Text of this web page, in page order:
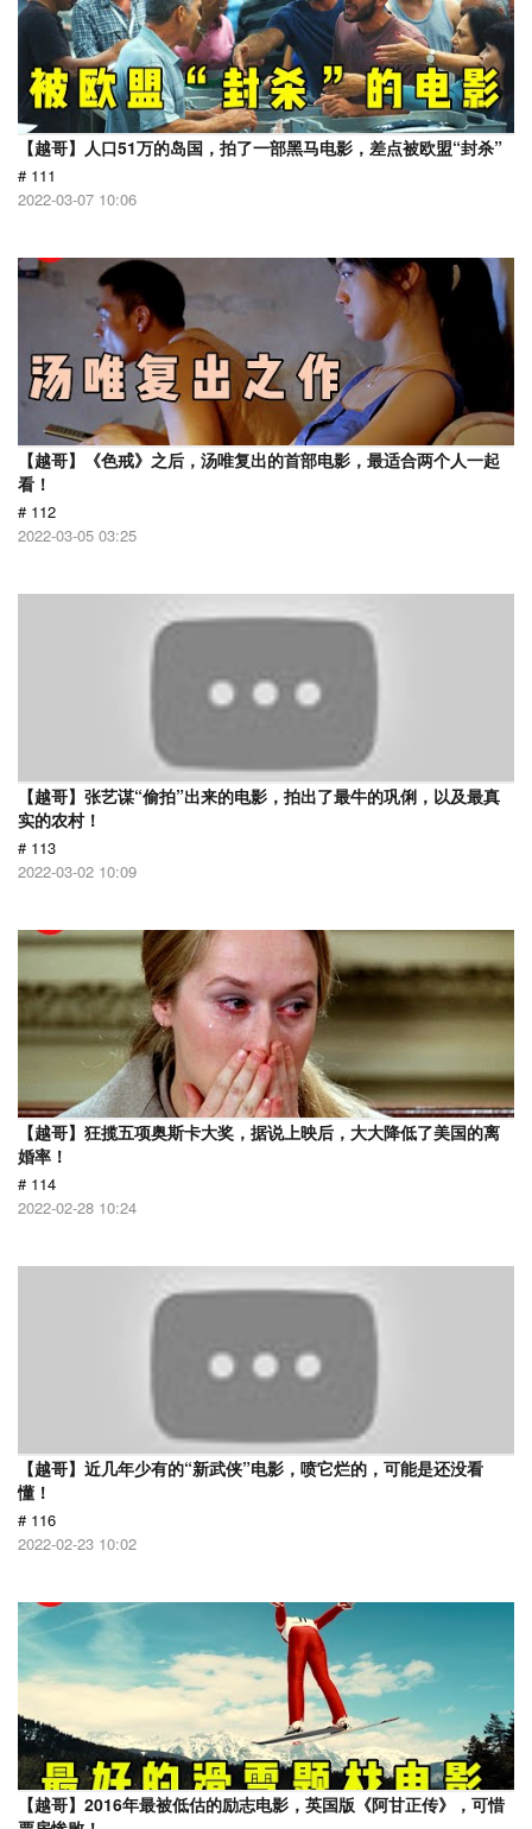
【越哥】人口51万的岛国，拍了一部黑马电影，差点被欧盟“封杀”
# 111
2022-03-07 10:06
【越哥】《色戒》之后，汤唯复出的首部电影，最适合两个人一起
看！
# 112
2022-03-05 03:25
【越哥】张艺谋“偷拍”出来的电影，拍出了最牛的巩俐，以及最真
实的农村！
# 113
2022-03-02 10:09
【越哥】狂揽五项奥斯卡大奖，据说上映后，大大降低了美国的离
婚率！
# 114
2022-02-28 10:24
【越哥】近几年少有的“新武侠”电影，喷它烂的，可能是还没看
懂！
# 116
2022-02-23 10:02
【越哥】2016年最被低估的励志电影，英国版《阿甘正传》，可惜